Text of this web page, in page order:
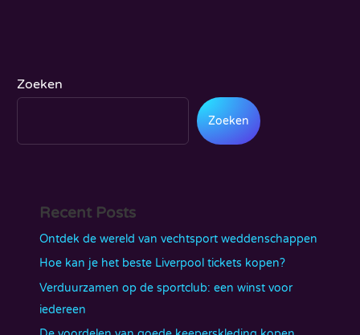
Zoeken
Zoeken
Recent Posts
Ontdek de wereld van vechtsport weddenschappen
Hoe kan je het beste Liverpool tickets kopen?
Verduurzamen op de sportclub: een winst voor
iedereen